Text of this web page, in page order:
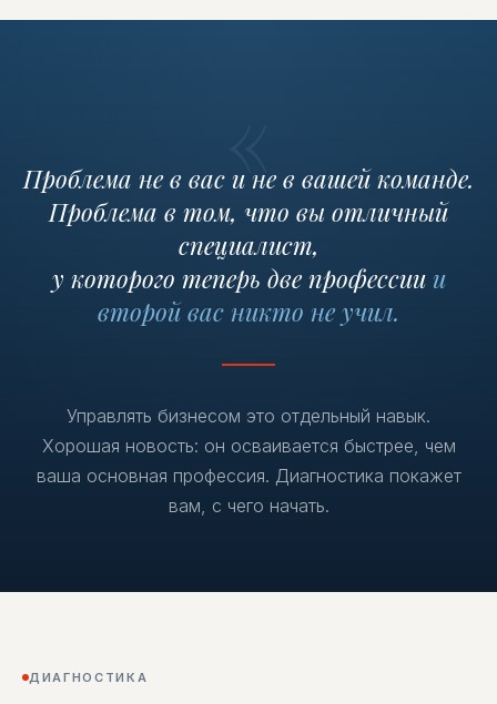
Проблема не в вас и не в вашей команде.
Проблема в том, что вы отличный
специалист,
у которого теперь две профессии и
второй вас никто не учил.
Управлять бизнесом это отдельный навык.
Хорошая новость: он осваивается быстрее, чем
ваша основная профессия. Диагностика покажет
вам, с чего начать.
ДИАГНОСТИКА